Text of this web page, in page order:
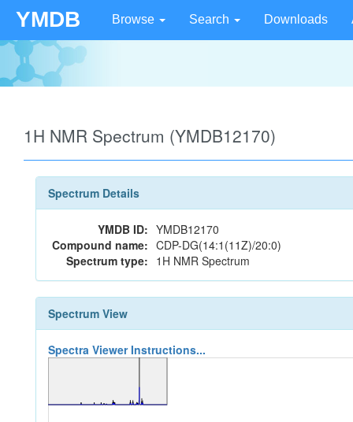
YMDB Browse Search Downloads
1H NMR Spectrum (YMDB12170)
Spectrum Details
YMDB ID: YMDB12170
Compound name: CDP-DG(14:1(11Z)/20:0)
Spectrum type: 1H NMR Spectrum
Spectrum View
Spectra Viewer Instructions...